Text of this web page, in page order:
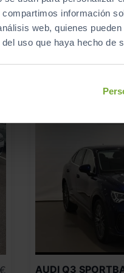
información
web, quienes
uso que haya hecho de
5.629
Automático
€
AUDI Q3